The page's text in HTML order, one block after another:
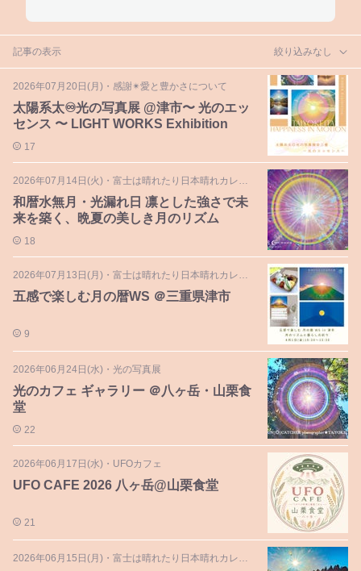
記事の表示 絞り込みなし
2026年07月20日(月) ・ 感謝✴︎愛と豊かさについて
太陽系太♾️光の写真展 @津市〜 光のエッ
センス 〜 LIGHT WORKS Exhibition
17
2026年07月14日(火) ・ 富士は晴れたり日本晴れカレンダー
和暦水無月・光漏れ日 凛とした強さで未
来を築く、晩夏の美しき月のリズム
18
2026年07月13日(月) ・ 富士は晴れたり日本晴れカレンダー
五感で楽しむ月の暦WS ＠三重県津市
9
2026年06月24日(水) ・ 光の写真展
光のカフェ ギャラリー ＠八ヶ岳︎・山栗食
堂
22
2026年06月17日(水) ・ UFOカフェ
UFO CAFE 2026 八ヶ岳@山栗食堂
21
2026年06月15日(月) ・ 富士は晴れたり日本晴れカレンダー